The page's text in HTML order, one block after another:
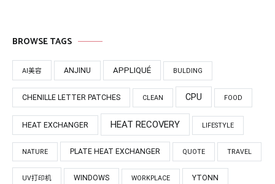
BROWSE TAGS
AI美容 ANJINU APPLIQUÉ BULDING
CHENILLE LETTER PATCHES CLEAN CPU FOOD
HEAT EXCHANGER HEAT RECOVERY LIFESTYLE
NATURE PLATE HEAT EXCHANGER QUOTE TRAVEL
UV打印机 WINDOWS WORKPLACE YTONN